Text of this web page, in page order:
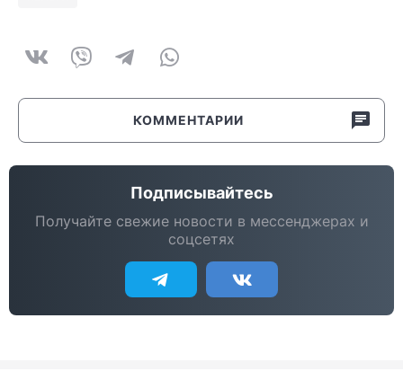
КОММЕНТАРИИ
Подписывайтесь
Получайте свежие новости в мессенджерах и
соцсетях